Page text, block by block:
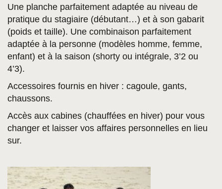
Une planche parfaitement adaptée au niveau de
pratique du stagiaire (débutant…) et à son gabarit
(poids et taille). Une combinaison parfaitement
adaptée à la personne (modèles homme, femme,
enfant) et à la saison (shorty ou intégrale, 3’2 ou
4’3).
Accessoires fournis en hiver : cagoule, gants,
chaussons.
Accès aux cabines (chauffées en hiver) pour vous
changer et laisser vos affaires personnelles en lieu
sur.